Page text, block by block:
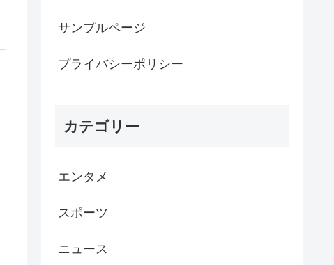
サンプルページ
プライバシーポリシー
カテゴリー
エンタメ
スポーツ
ニュース